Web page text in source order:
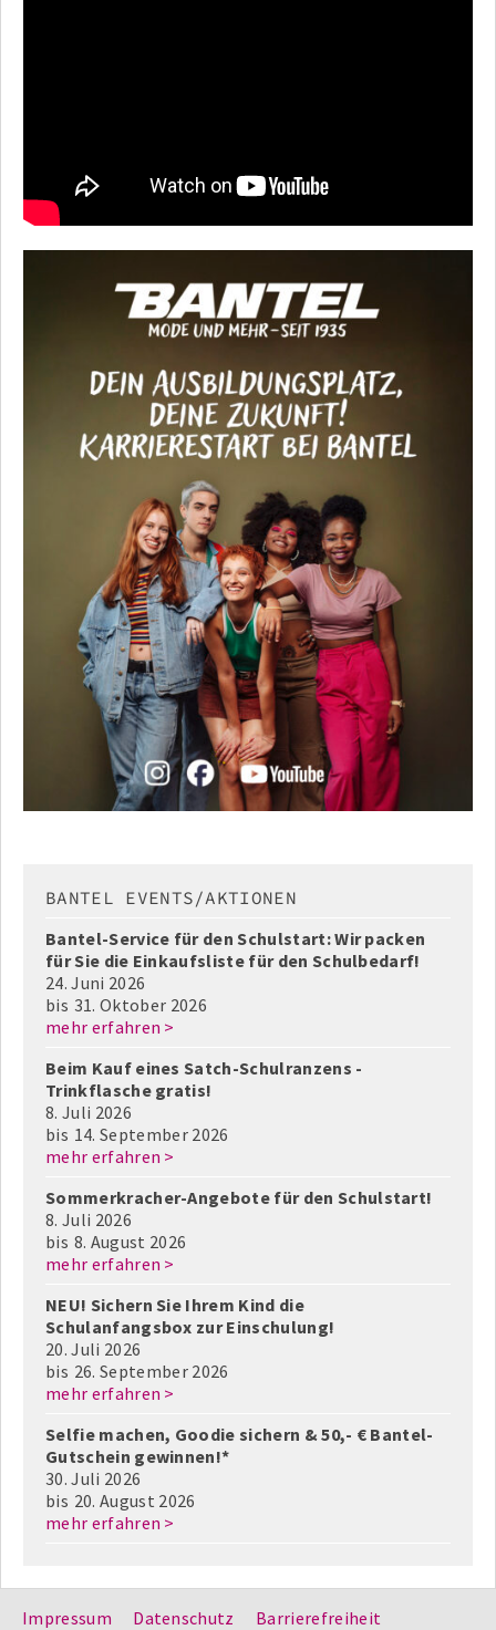
BANTEL EVENTS/AKTIONEN
Bantel-Service für den Schulstart: Wir packen
für Sie die Einkaufsliste für den Schulbedarf!
24. Juni 2026
bis 31. Oktober 2026
mehr erfahren >
Beim Kauf eines Satch-Schulranzens -
Trinkflasche gratis!
8. Juli 2026
bis 14. September 2026
mehr erfahren >
Sommerkracher-Angebote für den Schulstart!
8. Juli 2026
bis 8. August 2026
mehr erfahren >
NEU! Sichern Sie Ihrem Kind die
Schulanfangsbox zur Einschulung!
20. Juli 2026
bis 26. September 2026
mehr erfahren >
Selfie machen, Goodie sichern & 50,- € Bantel-
Gutschein gewinnen!*
30. Juli 2026
bis 20. August 2026
mehr erfahren >
Impressum Datenschutz Barrierefreiheit